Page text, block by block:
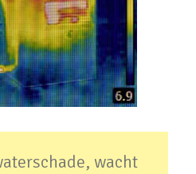
wacht